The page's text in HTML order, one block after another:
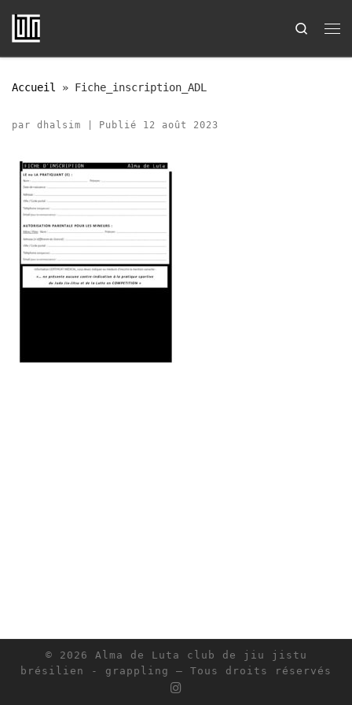
Passer au contenu
Search
Accueil » Fiche_inscription_ADL
par dhalsim Publié 12 août 2023
© 2026 Alma de Luta club de jiu jistu
brésilien - grappling
– Tous droits réservés